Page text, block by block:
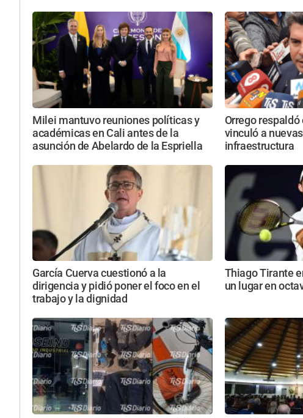
Milei mantuvo reuniones políticas y
académicas en Cali antes de la
asunción de Abelardo de la Espriella
Orrego respaldó
vinculó a
infraestructura
García Cuerva cuestionó a la
dirigencia y pidió poner el foco en el
trabajo y la dignidad
Thiago Tirante
un lugar en